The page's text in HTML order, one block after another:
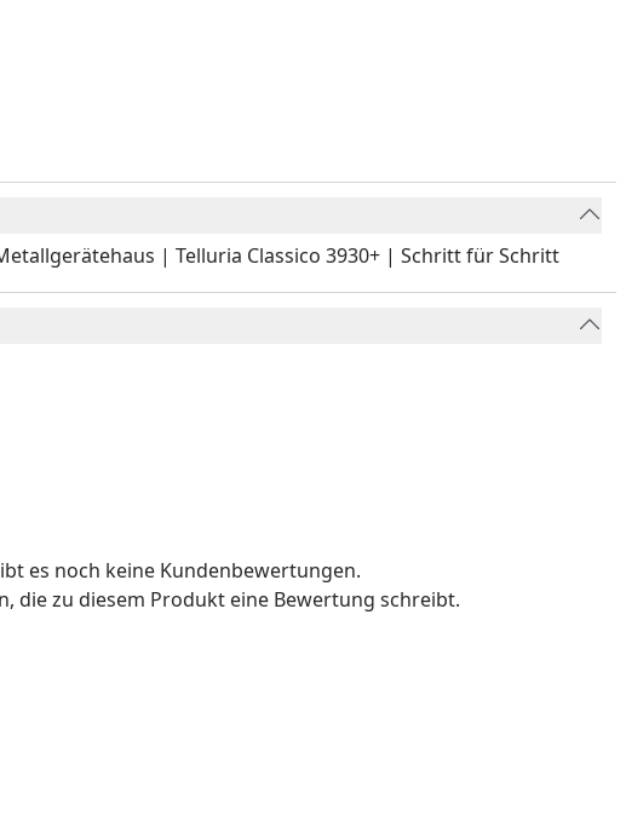
| Telluria Classico 3930+ | Schritt für Schritt
Youtube-Video
es noch keine Kundenbewertungen.
die zu diesem Produkt eine Bewertung schreibt.